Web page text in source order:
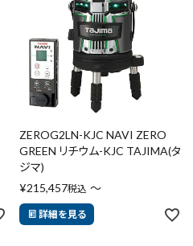
ZEROG2LN-KJC NAVI ZERO
GREEN リチウム-KJC TAJIMA(タ
ジマ)
¥215,457税込 〜
詳細を見る